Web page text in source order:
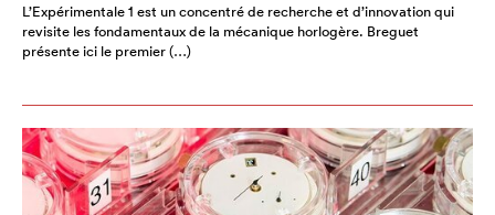
L’Expérimentale 1 est un concentré de recherche et d’innovation qui
revisite les fondamentaux de la mécanique horlogère. Breguet
présente ici le premier (…)